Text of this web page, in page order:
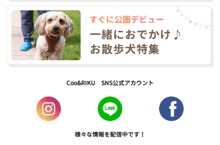
Coo&RIKU SNS公式アカウント
様々な情報を配信中です！